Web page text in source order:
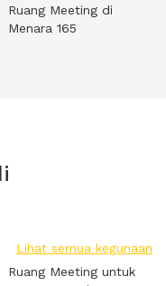
Ruang Meeting di
Menara 165
Lihat semua kegunaan
Ruang Meeting untuk